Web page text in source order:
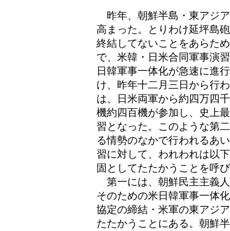
昨年、朝鮮半島・東アジ
高まった。とりわけ延坪島
終結してないことをあらた
で、米韓・日米合同軍事演
日韓軍事一体化が急速に進
け、昨年十二月三日から行
は、日米両軍から約四万四
機約四百機が参加し、史上
習となった。このような第
る情勢のなかで行われるあ
習に対して、われわれは以
固としてたたかうことを呼
第一には、朝鮮民主主義
そのための米日韓軍事一体
協定の締結・米軍の東アジ
たたかうことにある。朝鮮